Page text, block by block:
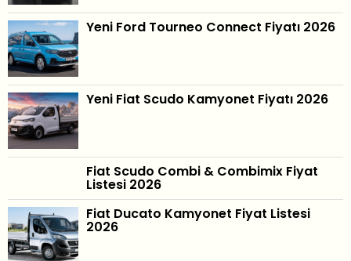
Yeni Ford Tourneo Connect Fiyatı 2026
Yeni Fiat Scudo Kamyonet Fiyatı 2026
Fiat Scudo Combi & Combimix Fiyat
Listesi 2026
Fiat Ducato Kamyonet Fiyat Listesi
2026